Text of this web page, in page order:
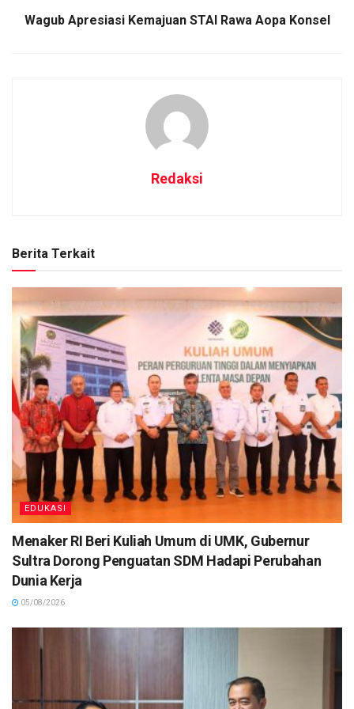
Wagub Apresiasi Kemajuan STAI Rawa Aopa Konsel
Redaksi
Berita Terkait
EDUKASI
Menaker RI Beri Kuliah Umum di UMK, Gubernur
Sultra Dorong Penguatan SDM Hadapi Perubahan
Dunia Kerja
05/08/2026